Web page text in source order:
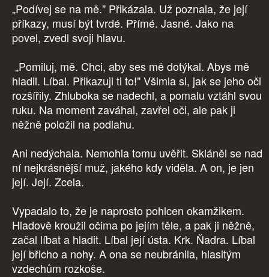
„Podívej se na mě." Přikázala. Už poznala, že její
příkazy, musí být tvrdé. Přímé. Jasné. Jako na
povel, zvedl svoji hlavu.
„Pomiluj, mě. Chci, aby ses mě dotýkal. Abys mě
hladil. Líbal. Přikazuji ti to!" Všimla si, jak se jeho oči
rozšířily. Zhluboka se nadechl, a pomalu vztáhl svou
ruku. Na moment zaváhal, zavřel oči, ale pak ji
něžně položil na podlahu.
Ani nedýchala. Nemohla tomu uvěřit. Skláněl se nad
ní nejkrásnější muž, jakého kdy viděla. A on, je jen
její. Její. Zcela.
Vypadalo to, že je naprosto pohlcen okamžikem.
Hladově kroužil očima po jejím těle, a pak ji něžně,
začal líbat a hladit. Líbal její ústa. Krk. Ňadra. Líbal
její břicho a nohy. A ona se neubránila, hlasitým
vzdechům rozkoše.